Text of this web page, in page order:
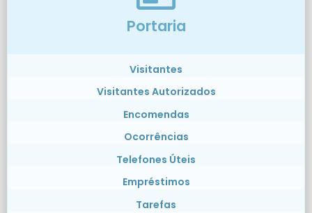
Portaria
Visitantes
Visitantes Autorizados
Encomendas
Ocorrências
Telefones Úteis
Empréstimos
Tarefas